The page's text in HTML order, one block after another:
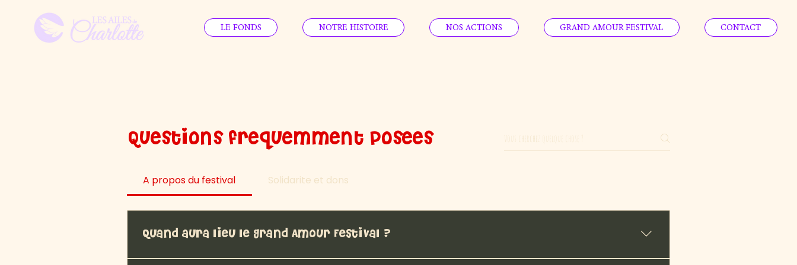
LE FONDS NOTRE HISTOIRE NOS ACTIONS GRAND AMOUR FESTIVAL CONTACT
Questions frequemment posees
A propos du festival Solidarite et dons
Quand aura lieu le Grand Amour Festival ?